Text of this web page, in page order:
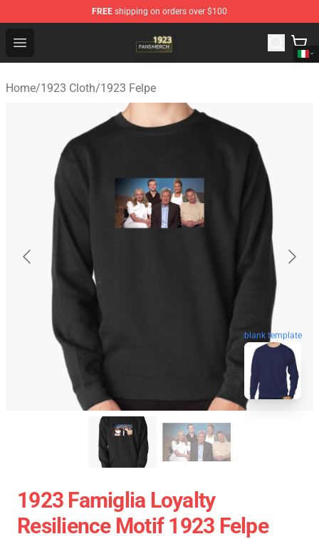
FREE shipping on orders over $100
Open menu
1923 Shop - Official 1923 Merchandise Store
Home/1923 Cloth/1923 Felpe
blank template
1923 Famiglia Loyalty
Resilience Motif 1923 Felpe